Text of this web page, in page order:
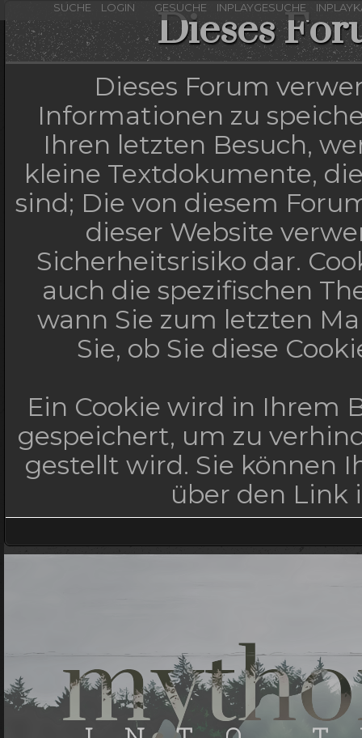
SUCHE LOGIN GESUCHE INPLAYGESUCHE
Dieses
Dieses Forum
Informationen zu
Ihren letzten Besuch,
kleine Textdokumente,
sind; Die von diesem
dieser Website
Sicherheitsrisiko dar.
auch die spezifischen
wann Sie zum letzten
Sie, ob Sie diese
Ein Cookie wird in Ihrem
gespeichert, um zu
gestellt wird. Sie können
über den Link